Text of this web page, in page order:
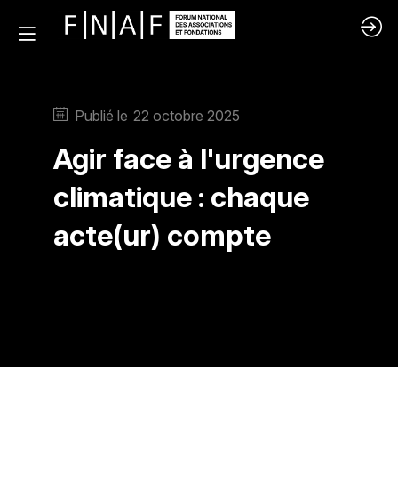
Publié le 22 octobre 2025
Agir face à l'urgence
climatique : chaque
acte(ur) compte